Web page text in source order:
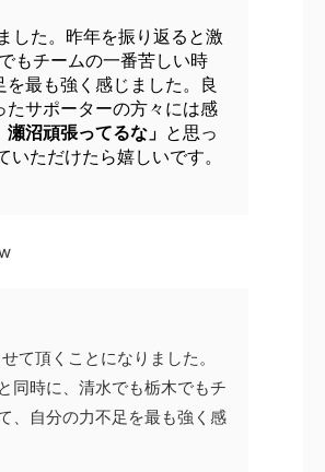
した。昨年を振り返ると激
もチームの一番苦しい時
最も強く感じました。良
サポーターの方々には感
瀬沼頑張ってるな」 と思っ
ただけたら嬉しいです。
て頂くことになりました。
同時に、清水でも栃木でもチ
、自分の力不足を最も強く感